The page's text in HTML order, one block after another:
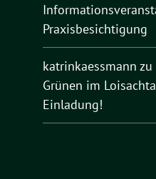
Praxisbesichtigung
katrinkaessmann zu
Grünen im
Einladung!